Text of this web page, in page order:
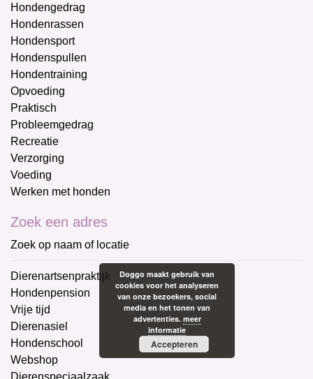
Hondengedrag
Hondenrassen
Hondensport
Hondenspullen
Hondentraining
Opvoeding
Praktisch
Probleemgedrag
Recreatie
Verzorging
Voeding
Werken met honden
Zoek een adres
Zoek op naam of locatie
Dierenartsenpraktijk
Hondenpension
Vrije tijd
Dierenasiel
Hondenschool
Webshop
Dierenspeciaalzaak
Doggo maakt gebruik van
cookies voor het analyseren
van onze bezoekers, social
media en het tonen van
advertenties. meer
informatie
Accepteren